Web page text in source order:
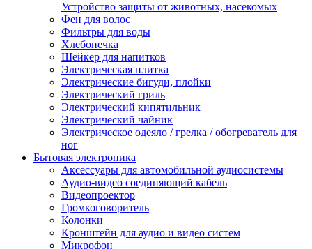
Устройство защиты от животных, насекомых
Фен для волос
Фильтры для воды
Хлебопечка
Шейкер для напитков
Электрическая плитка
Электрические бигуди, плойки
Электрический гриль
Электрический кипятильник
Электрический чайник
Электрическое одеяло / грелка / обогреватель для
ног
Бытовая электроника
Аксессуары для автомобильной аудиосистемы
Аудио-видео соединяющий кабель
Видеопроектор
Громкоговоритель
Колонки
Кронштейн для аудио и видео систем
Микрофон